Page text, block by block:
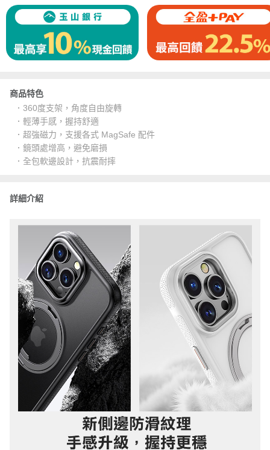
商品特色
．360度支架，角度自由旋轉
．輕薄手感，握持舒適
．超強磁力，支援各式 MagSafe 配件
．鏡頭處增高，避免磨損
．全包軟邊設計，抗震耐摔
詳細介紹